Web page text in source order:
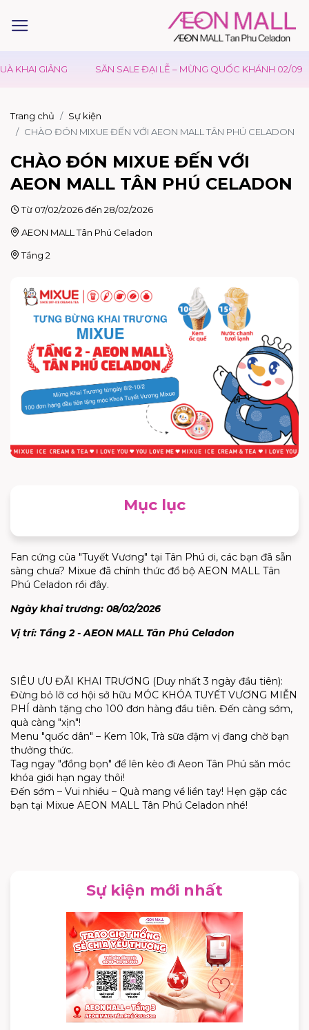
GIẢNG SĂN SALE ĐẠI LỄ – MỪNG QUỐC KHÁNH 02/09
Trang chủ
Sự kiện
CHÀO ĐÓN MIXUE ĐẾN VỚI AEON MALL TÂN PHÚ CELADON
CHÀO ĐÓN MIXUE ĐẾN VỚI
AEON MALL TÂN PHÚ CELADON
Từ 07/02/2026 đến 28/02/2026
AEON MALL Tân Phú Celadon
Tầng 2
Mục lục
Fan cứng của "Tuyết Vương" tại Tân Phú ơi, các bạn đã sẵn
sàng chưa? Mixue đã chính thức đổ bộ AEON MALL Tân
Phú Celadon rồi đây.
Ngày khai trương: 08/02/2026
Vị trí: Tầng 2 - AEON MALL Tân Phú Celadon
SIÊU ƯU ĐÃI KHAI TRƯƠNG (Duy nhất 3 ngày đầu tiên):
Đừng bỏ lỡ cơ hội sở hữu MÓC KHÓA TUYẾT VƯƠNG MIỄN
PHÍ dành tặng cho 100 đơn hàng đầu tiên. Đến càng sớm,
quà càng "xịn"!
Menu "quốc dân" – Kem 10k, Trà sữa đậm vị đang chờ bạn
thưởng thức.
Tag ngay "đồng bọn" để lên kèo đi Aeon Tân Phú săn móc
khóa giới hạn ngay thôi!
Đến sớm – Vui nhiều – Quà mang về liền tay! Hẹn gặp các
bạn tại Mixue AEON MALL Tân Phú Celadon nhé!
Sự kiện mới nhất